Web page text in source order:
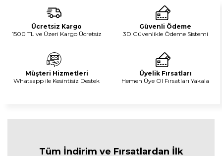
Ücretsiz Kargo
1500 TL ve Üzeri Kargo Ücretsiz
Güvenli Ödeme
3D Güvenlikle Ödeme Sistemi
Müşteri Hizmetleri
Whatsapp ile Kesintisiz Destek
Üyelik Fırsatları
Hemen Üye Ol Fırsatları Yakala
Tüm İndirim ve Fırsatlardan İlk